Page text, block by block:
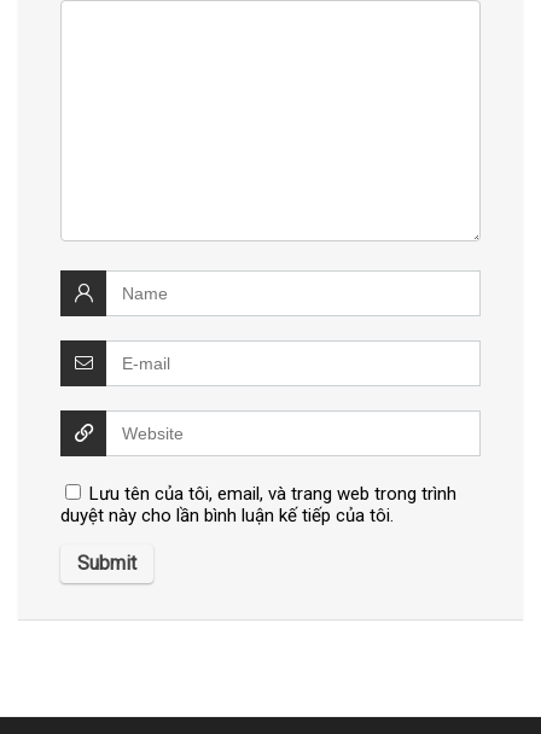
Lưu tên của tôi, email, và trang web trong trình
duyệt này cho lần bình luận kế tiếp của tôi.